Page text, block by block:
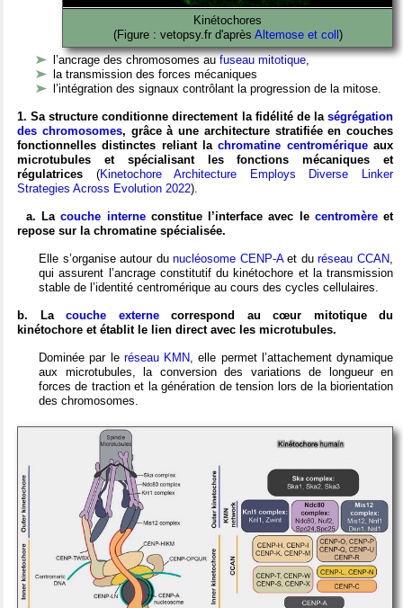
Kinétochores
(Figure : vetopsy.fr d'après Altemose et coll )
l’ancrage des chromosomes aufuseau mitotique,
la transmission des forces mécaniques
l’intégration des signaux contrôlant la progression de la mitose.
1. Sa structure conditionne directement la fidélité de la ségrégation
des chromosomes, grâce à une architecture stratifiée en couches
fonctionnelles distinctes reliant lachromatine centromériqueaux
microtubules et spécialisant les fonctions mécaniques et
régulatrices (Kinetochore Architecture Employs Diverse Linker
Strategies Across Evolution 2022).
a. Lacouche interneconstitue l’interface avec le centromèreet
repose sur la chromatine spécialisée.
Elle s’organise autour dunucléosome CENP-Aet duréseau CCAN,
qui assurent l’ancrage constitutif du kinétochore et la transmission
stable de l’identité centromérique au cours des cycles cellulaires.
b. La couche externecorrespond au cœur mitotique du
kinétochore et établit le lien direct avec les microtubules.
Dominée par le réseau KMN, elle permet l’attachement dynamique
aux microtubules, la conversion des variations de longueur en
forces de traction et la génération de tension lors de la biorientation
des chromosomes.